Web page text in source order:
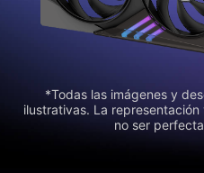
*Todas las imágenes y
ilustrativas. La
no ser